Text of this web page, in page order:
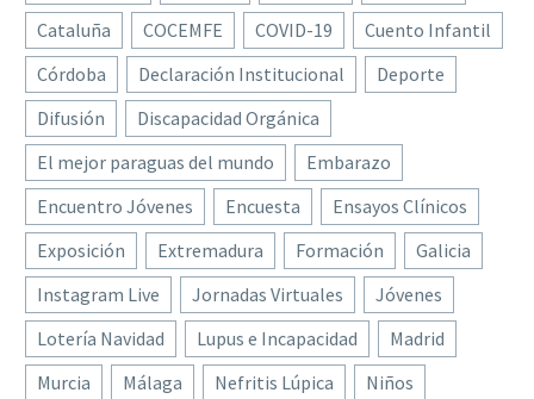
Cataluña
COCEMFE COVID-19
Cuento Infantil
Córdoba
Declaración Institucional
Deporte
Difusión
Discapacidad Orgánica
El mejor paraguas del mundo
Embarazo
Encuentro Jóvenes
Encuesta
Ensayos Clínicos
Exposición
Extremadura Formación
Galicia
Instagram Live
Jornadas Virtuales
Jóvenes
Lotería Navidad
Lupus e Incapacidad
Madrid
Murcia
Málaga Nefritis Lúpica
Niños